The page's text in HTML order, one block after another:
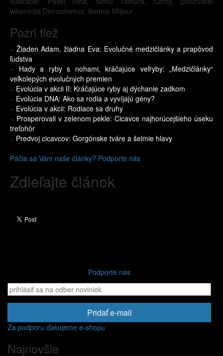
wikimédie Deinocheirus, Bonnie Miljour
Pozri tiež
»Žiaden Adam, žiadna Eva: Evolučné medzičlánky a prapôvod
ľudstva
» Hady a ryby s nohami, kráčajúce veľryby: „Medzičlánky“
veľkolepých evolučných premien
» Evolúcia v akcii II: Kráčajúce ryby aj dýchanie zadkom
» Evolúcia DNA: Ako sa rodia a vyvíjajú gény?
» Evolúcia v akcii: Rodiace sa druhy
» Prosperovali v zelenom pekle: Cicavce najhorúcejšieho úseku
treťohôr
» Predvoj cicavcov: Gorgónske tváre a šelmie hlavy
Páčia sa Vám naše články? Podporte nás
Zdieľajte článok
Podporte nás
Pridať e-mail
Za podporu ďakujeme e-shopu
Najnovšie